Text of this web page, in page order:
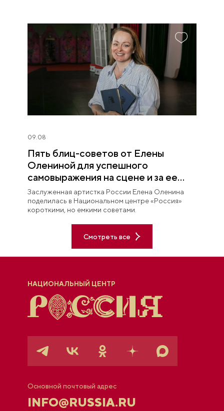
09.08
Пять блиц-советов от Елены
Олениной для успешного
самовыражения на сцене и за ее
пределами
Заслуженная артистка России Елена Оленина
поделилась в Национальном центре «Россия»
короткими, но емкими советами.
Смотреть все
НАЦИОНАЛЬНЫЙ ЦЕНТР
Основной почтовый адрес
INFO@RUSSIA.RU